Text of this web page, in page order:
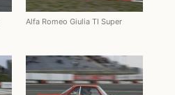
Alfa Romeo Giulia TI Super